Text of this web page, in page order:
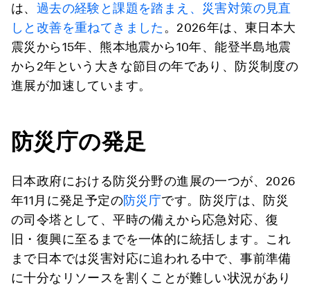
は、 過去の経験と課題を踏まえ、災害対策の見直
しと改善を重ねてきました 。2026年は、東日本大
震災から15年、熊本地震から10年、能登半島地震
から2年という大きな節目の年であり、防災制度の
進展が加速しています。
防災庁の発足
日本政府における防災分野の進展の一つが、2026
年11月に発足予定の防災庁です。防災庁は、防災
の司令塔として、平時の備えから応急対応、復
旧・復興に至るまでを一体的に統括します。これ
まで日本では災害対応に追われる中で、事前準備
に十分なリソースを割くことが難しい状況があり